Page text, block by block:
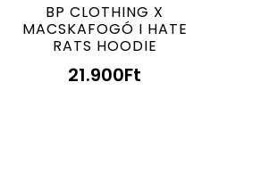
BP CLOTHING X
MACSKAFOGÓ I HATE
RATS HOODIE
21.900Ft